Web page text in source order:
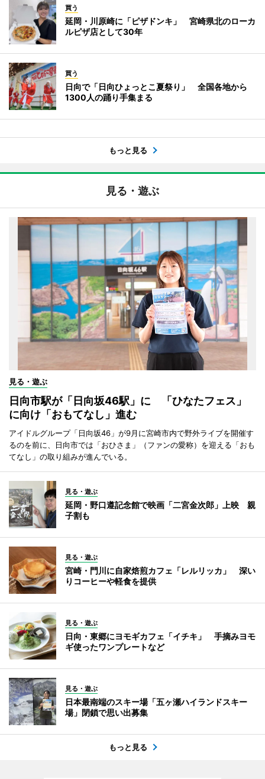
買う
延岡・川原崎に「ピザドンキ」 宮崎県北のローカ
ルピザ店として30年
買う
日向で「日向ひょっとこ夏祭り」 全国各地から
1300人の踊り手集まる
もっと見る
見る・遊ぶ
見る・遊ぶ
日向市駅が「日向坂46駅」に 「ひなたフェス」
に向け「おもてなし」進む
アイドルグループ「日向坂46」が9月に宮崎市内で野外ライブを開催す
るのを前に、日向市では「おひさま」（ファンの愛称）を迎える「おも
てなし」の取り組みが進んでいる。
見る・遊ぶ
延岡・野口遵記念館で映画「二宮金次郎」上映 親
子割も
見る・遊ぶ
宮崎・門川に自家焙煎カフェ「レルリッカ」 深い
りコーヒーや軽食を提供
見る・遊ぶ
日向・東郷にヨモギカフェ「イチキ」 手摘みヨモ
ギ使ったワンプレートなど
見る・遊ぶ
日本最南端のスキー場「五ヶ瀬ハイランドスキー
場」閉鎖で思い出募集
もっと見る